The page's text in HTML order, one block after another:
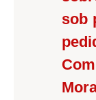
sob